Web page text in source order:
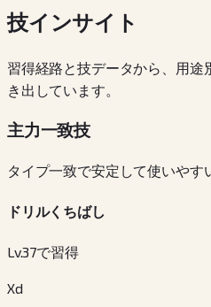
技インサイト
習得経路と技データから、用途
き出しています。
主力一致技
タイプ一致で安定して使いやす
ドリルくちばし
Lv.37で習得
Xd